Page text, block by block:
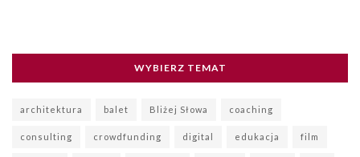
WYBIERZ TEMAT
architektura balet Bliżej Słowa coaching
consulting crowdfunding digital edukacja film